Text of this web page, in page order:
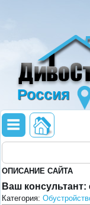
Россия
ОПИСАНИЕ САЙТА
Ваш
Категория: